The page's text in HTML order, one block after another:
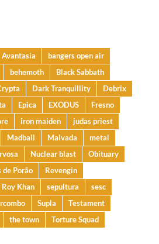
Avantasia
bangers open air
behemoth
Black Sabbath
Dark Tranquillity
Debrix
Epica EXODUS
Fresno
iron maiden
judas priest
Madball Malvada
metal
Nuclear blast
Obituary
de Porão
Revengin
Roy Khan sepultura
sesc
Supla
Testament
the town
Torture Squad